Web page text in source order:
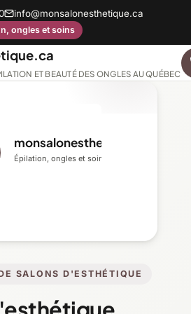
info@monsalonesthetique.ca
ongles et soins
ET BEAUTÉ DES ONGLES AU QUÉBEC
SALONS D'ESTHÉTIQUE
monsalonesthetique.ca
Épilation, ongles et soins du visage